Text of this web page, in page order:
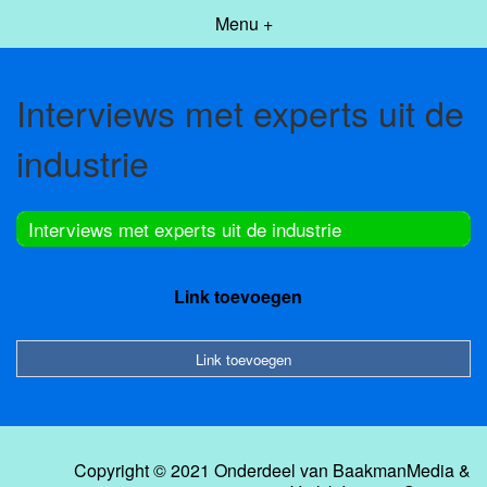
Menu +
Interviews met experts uit de
industrie
Interviews met experts uit de industrie
Link toevoegen
Link toevoegen
Copyright © 2021 Onderdeel van BaakmanMedia&